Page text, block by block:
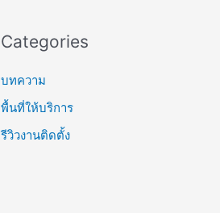
h
o
r
:
Categories
บทความ
พื้นที่ให้บริการ
รีวิวงานติดตั้ง